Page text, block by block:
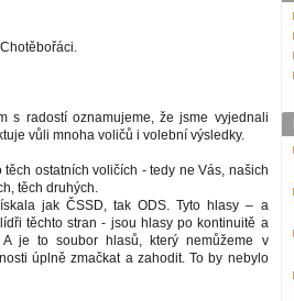
s radostí oznamujeme, že jsme vyjednali
vůli mnoha voličů i volební výsledky.
těch ostatních voličích - tedy ne Vás, našich
těch druhých.
jak ČSSD, tak ODS. Tyto hlasy – a
těchto stran - jsou hlasy po kontinuitě a
A je to soubor hlasů, který nemůžeme v
úplně zmačkat a zahodit. To by nebylo